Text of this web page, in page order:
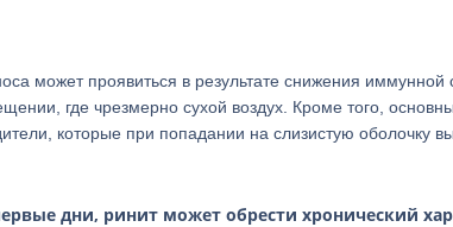
может проявиться в результате снижения
где чрезмерно сухой воздух. Кроме того,
которые при попадании на слизистую оболочку
дни, ринит может обрести хронический